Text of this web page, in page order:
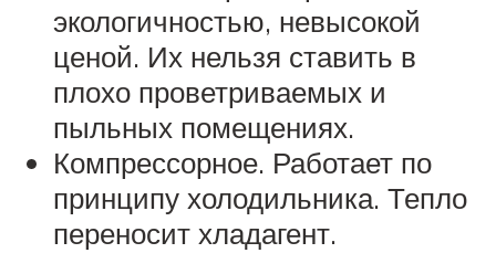
экологичностью, невысокой
ценой. Их нельзя ставить в
плохо проветриваемых и
пыльных помещениях.
Компрессорное. Работает по
принципу холодильника. Тепло
переносит хладагент.